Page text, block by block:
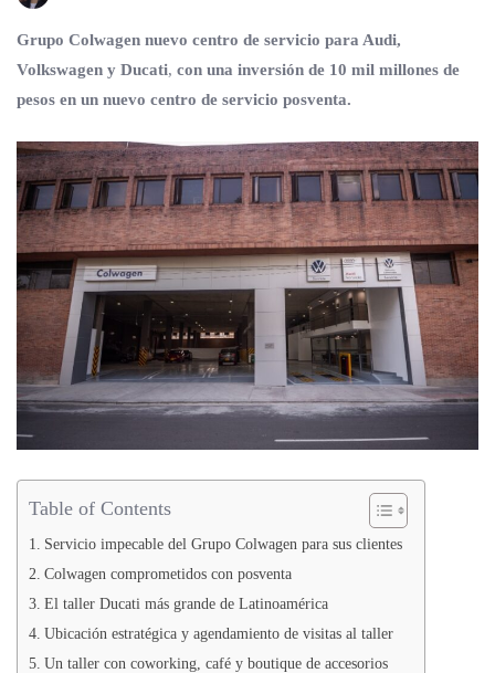
Grupo Colwagen nuevo centro de servicio para Audi,
Volkswagen y Ducati, con una inversión de 10 mil millones de
pesos en un nuevo centro de servicio posventa.
Table of Contents
Servicio impecable del Grupo Colwagen para sus clientes
Colwagen comprometidos con posventa
El taller Ducati más grande de Latinoamérica
Ubicación estratégica y agendamiento de visitas al taller
Un taller con coworking, café y boutique de accesorios